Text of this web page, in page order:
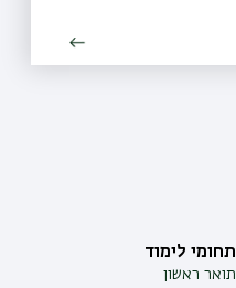
תחומי לימוד
תואר ראשון